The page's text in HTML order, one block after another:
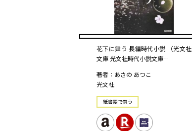
花下に舞う 長編時代小説 （光文社
文庫 光文社時代小説文庫…
著者：あさの あつこ
光文社
紙書籍で買う